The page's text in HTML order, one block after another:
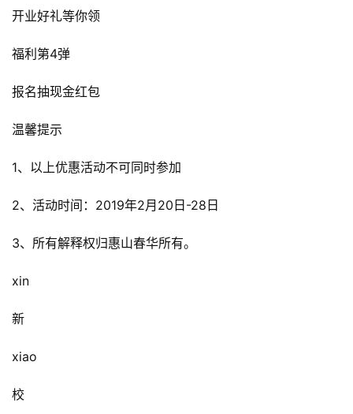
开业好礼等你领
福利第4弹
报名抽现金红包
温馨提示
1、以上优惠活动不可同时参加
2、活动时间：2019年2月20日-28日
3、所有解释权归惠山春华所有。
xin
新
xiao
校